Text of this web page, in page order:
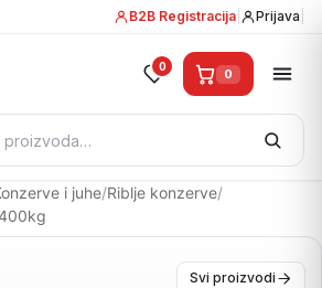
B2B Registracija Prijava
0 0
i juhe/Riblje konzerve/
Svi proizvodi